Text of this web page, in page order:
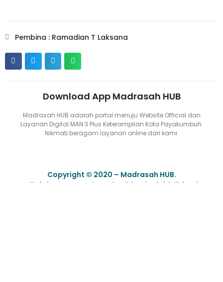
Pembina : Ramadian T Laksana
Download App Madrasah HUB
Madrasah HUB adalah portal menuju Website Official dan
Layanan Digital MAN 3 Plus Keterampilan Kota Payakumbuh.
Nikmati beragam layanan online dari kami.
Copyright © 2020 – Madrasah HUB.
All Rights Reserved. Made with ❤ by fajrialbiruni